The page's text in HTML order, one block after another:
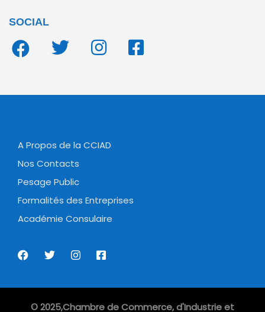
SOCIAL
A Propos de la CCIAD
Nos Contacts
Pesage Public
Formalités des Entreprises
Académie Consulaire
© 2025,Chambre de Commerce, d'Industrie et